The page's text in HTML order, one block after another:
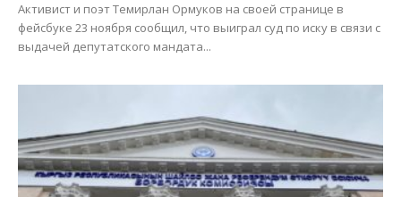
Активист и поэт Темирлан Ормуков на своей странице в
фейсбуке 23 ноября сообщил, что выиграл суд по иску в связи с
выдачей депутатского мандата...